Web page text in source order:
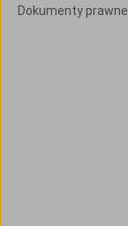
Dokumenty prawne